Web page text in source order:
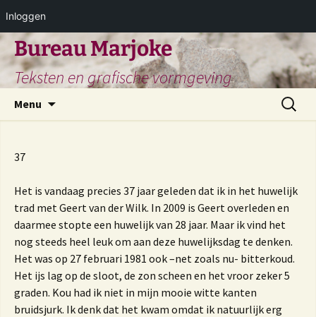
Inloggen
Ga
naar
inhoud
Bureau Marjoke
Teksten en grafische vormgeving
Menu
Zoeken
naar:
37
Het is vandaag precies 37 jaar geleden dat ik in het huwelijk
trad met Geert van der Wilk. In 2009 is Geert overleden en
daarmee stopte een huwelijk van 28 jaar. Maar ik vind het
nog steeds heel leuk om aan deze huwelijksdag te denken.
Het was op 27 februari 1981 ook –net zoals nu- bitterkoud.
Het ijs lag op de sloot, de zon scheen en het vroor zeker 5
graden. Kou had ik niet in mijn mooie witte kanten
bruidsjurk. Ik denk dat het kwam omdat ik natuurlijk erg